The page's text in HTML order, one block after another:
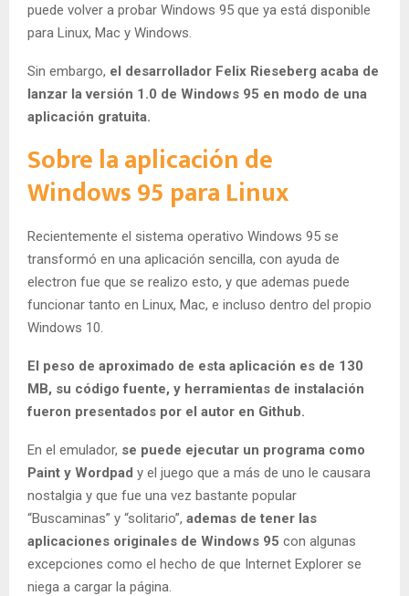
puede volver a probar Windows 95 que ya está disponible
para Linux, Mac y Windows.
Sin embargo, el desarrollador Felix Rieseberg acaba de
lanzar la versión 1.0 de Windows 95 en modo de una
aplicación gratuita.
Sobre la aplicación de
Windows 95 para Linux
Recientemente el sistema operativo Windows 95 se
transformó en una aplicación sencilla, con ayuda de
electron fue que se realizo esto, y que ademas puede
funcionar tanto en Linux, Mac, e incluso dentro del propio
Windows 10.
El peso de aproximado de esta aplicación es de 130
MB, su código fuente, y herramientas de instalación
fueron presentados por el autor en Github.
En el emulador, se puede ejecutar un programa como
Paint y Wordpad y el juego que a más de uno le causara
nostalgia y que fue una vez bastante popular
“Buscaminas” y “solitario”, ademas de tener las
aplicaciones originales de Windows 95 con algunas
excepciones como el hecho de que Internet Explorer se
niega a cargar la página.